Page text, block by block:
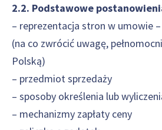
2.2. Podstawowe
– reprezentacja stron w umowie
(na co zwrócić uwagę,
Polską)
– przedmiot sprzedaży
– sposoby określenia lub
– mechanizmy zapłaty ceny